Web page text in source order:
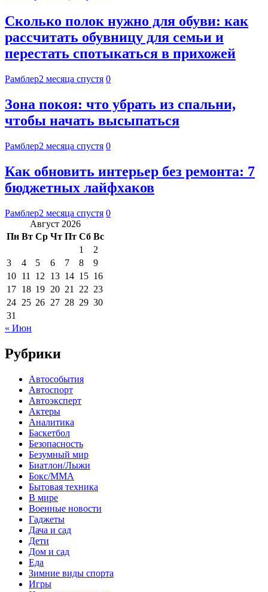
Сколько полок нужно для обуви: как
рассчитать обувницу для семьи и
перестать спотыкаться в прихожей
Рамблер2 месяца спустя 0
Зона покоя: что убрать из спальни,
чтобы начать высыпаться
Рамблер2 месяца спустя 0
Как обновить интерьер без ремонта: 7
бюджетных лайфхаков
Рамблер2 месяца спустя 0
Август 2026
Пн Вт Ср Чт Пт Сб Вс
1
2
3
4 5 6 7 8
9
10 11 12 13 14 15 16
17 18 19 20 21 22 23
24 25 26 27 28 29 30
31
« Июн
Рубрики
Автособытия
Автоспорт
Автоэксперт
Актеры
Аналитика
Баскетбол
Безопасность
Безумный мир
Биатлон/Лыжи
Бокс/MMA
Бытовая техника
В мире
Военные новости
Гаджеты
Дача и сад
Дети
Дом и сад
Еда
Зимние виды спорта
Игры